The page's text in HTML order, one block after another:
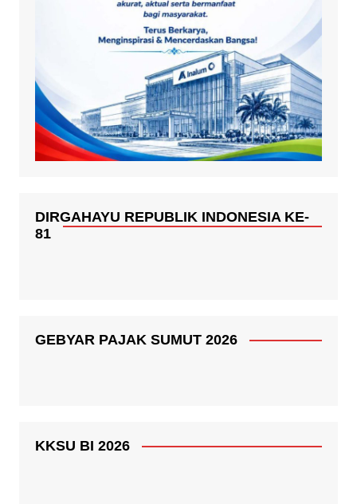
DIRGAHAYU REPUBLIK INDONESIA KE-
81
GEBYAR PAJAK SUMUT 2026
KKSU BI 2026